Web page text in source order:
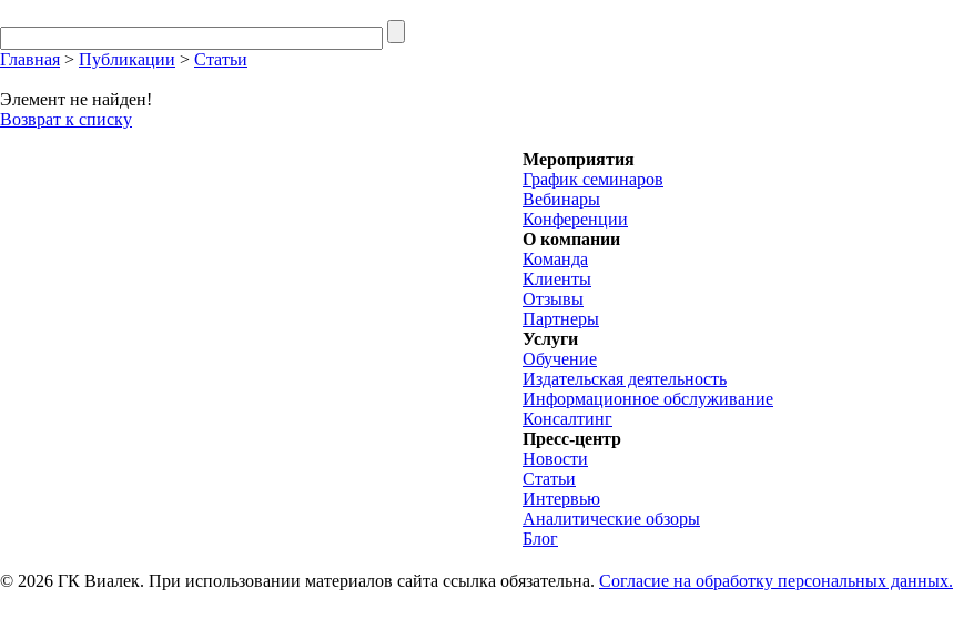
Главная > Публикации > Статьи
Элемент не найден!
Возврат к списку
Мероприятия
График семинаров
Вебинары
Конференции
О компании
Команда
Клиенты
Отзывы
Партнеры
Услуги
Обучение
Издательская деятельность
Информационное обслуживание
Консалтинг
Пресс-центр
Новости
Статьи
Интервью
Аналитические обзоры
Блог
© 2026 ГК Виалек. При использовании материалов сайта ссылка обязательна. Согласие на обработку персональных данных.